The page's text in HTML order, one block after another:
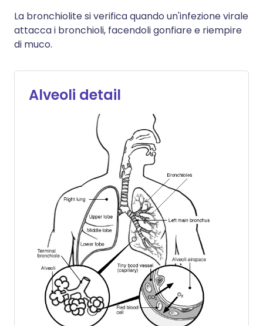
La bronchiolite si verifica quando un'infezione virale
attacca i bronchioli, facendoli gonfiare e riempire
di muco.
Alveoli detail